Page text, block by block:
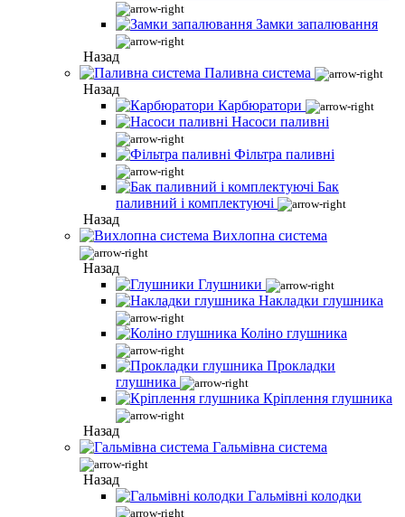
Замки запалювання
Назад
Паливна система
Назад
Карбюратори
Насоси паливні
Фільтра паливні
Бак
паливний і комплектуючі
Назад
Вихлопна система
Назад
Глушники
Накладки глушника
Коліно глушника
Прокладки
глушника
Кріплення глушника
Назад
Гальмівна система
Назад
Гальмівні колодки